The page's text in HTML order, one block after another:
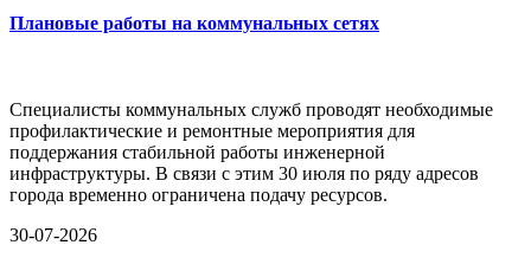
Плановые работы на коммунальных сетях
Специалисты коммунальных служб проводят необходимые
профилактические и ремонтные мероприятия для
поддержания стабильной работы инженерной
инфраструктуры. В связи с этим 30 июля по ряду адресов
города временно ограничена подачу ресурсов.
30-07-2026